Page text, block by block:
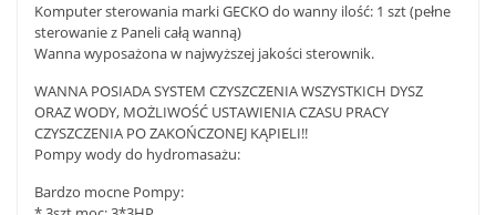
Komputer sterowania marki GECKO do wanny ilość: 1 szt (pełne
sterowanie z Paneli całą wanną)
Wanna wyposażona w najwyższej jakości sterownik.
WANNA POSIADA SYSTEM CZYSZCZENIA WSZYSTKICH DYSZ
ORAZ WODY, MOŻLIWOŚĆ USTAWIENIA CZASU PRACY
CZYSZCZENIA PO ZAKOŃCZONEJ KĄPIELI!!
Pompy wody do hydromasażu:
Bardzo mocne Pompy: